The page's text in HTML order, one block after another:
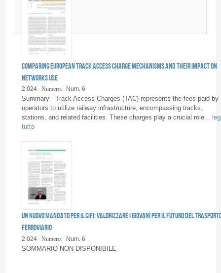
Comparing european track access charge mechanisms and their impact on
networks use
2 024 Numero: Num. 6
Summary - Track Access Charges (TAC) represents the fees paid by
operators to utilize railway infrastructure, encompassing tracks,
stations, and related facilities. These charges play a crucial role...
tutto
Un nuovo mandato per il CIFI: valorizzare i giovani per il futuro del
ferroviario
2 024 Numero: Num. 6
SOMMARIO NON DISPONIBILE
Pages